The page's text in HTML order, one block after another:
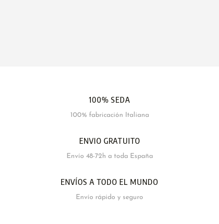
100% SEDA
100% fabricación Italiana
ENVIO GRATUITO
Envío 48-72h a toda España
ENVÍOS A TODO EL MUNDO
Envío rápido y seguro